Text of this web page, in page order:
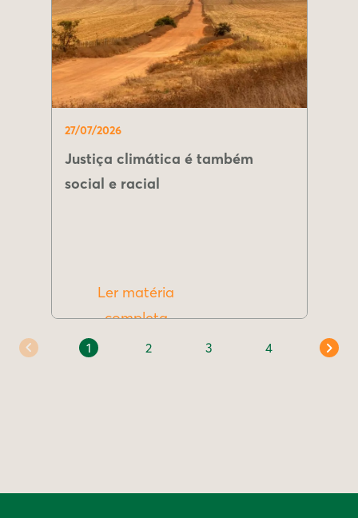
27/07/2026
Justiça climática é também
social e racial
Ler matéria
completa
1 2 3 4